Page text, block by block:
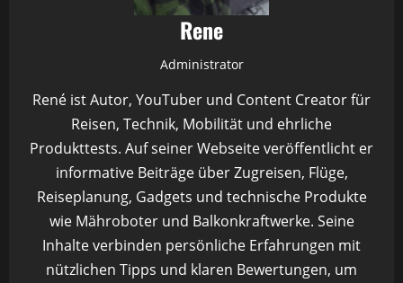
Rene
Administrator
René ist Autor, YouTuber und Content Creator für
Reisen, Technik, Mobilität und ehrliche
Produkttests. Auf seiner Webseite veröffentlicht er
informative Beiträge über Zugreisen, Flüge,
Reiseplanung, Gadgets und technische Produkte
wie Mähroboter und Balkonkraftwerke. Seine
Inhalte verbinden persönliche Erfahrungen mit
nützlichen Tipps und klaren Bewertungen, um